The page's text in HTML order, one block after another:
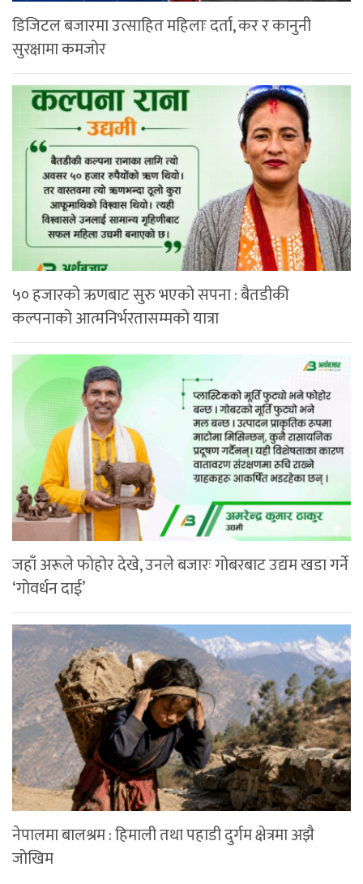
डिजिटल बजारमा उत्साहित महिलाः दर्ता, कर र कानुनी
सुरक्षामा कमजोर
५० हजारको ऋणबाट सुरु भएको सपना : बैतडीकी
कल्पनाको आत्मनिर्भरतासम्मको यात्रा
जहाँ अरूले फोहोर देखे, उनले बजारः गोबरबाट उद्यम खडा गर्ने
‘गोवर्धन दाई’
नेपालमा बालश्रम : हिमाली तथा पहाडी दुर्गम क्षेत्रमा अझै
जोखिम